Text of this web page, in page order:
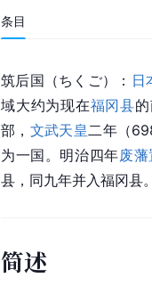
条目
筑后国（ちくご）： 日
域大约为现在福冈县
部， 文武天皇 二年（
为一国。 明治四年废
县，同九年并入福冈县
简述